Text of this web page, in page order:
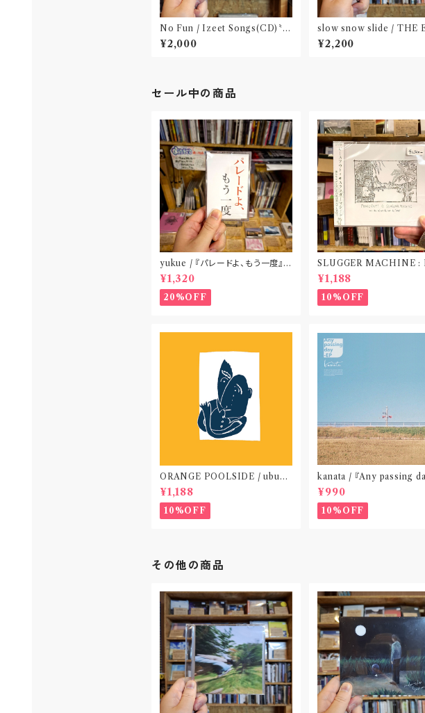
No Fun / Izeet Songs(CD)〝京
都〟
¥2,000
slow snow slide / THE
BITION(CD)〝山形県酒田
¥2,200
セール中の商品
yukue / 『パレードよ、もう一度』
(TAPE)
¥1,320
20%OFF
SLUGGER MACHINE :
CE OUT! / we die if we
t do “DIG”(SPLIT CD)〝
札幌〟
¥1,188
10%OFF
ORANGE POOLSIDE / ubu
(CD作品)〝神奈川・厚木〟
¥1,188
10%OFF
kanata / 『Any passing
P』(CD作品)〝東京〟
¥990
10%OFF
その他の商品